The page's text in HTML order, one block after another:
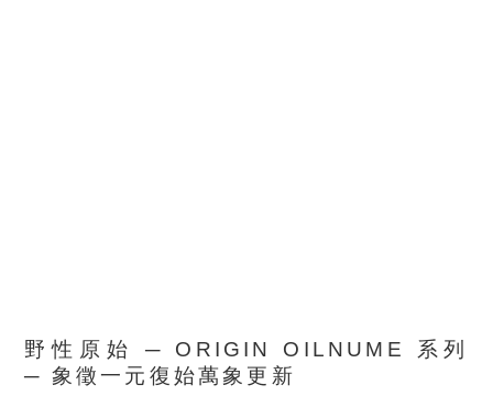
野性原始 ─ ORIGIN OILNUME
系列
─ 象徵一元復始萬象更新